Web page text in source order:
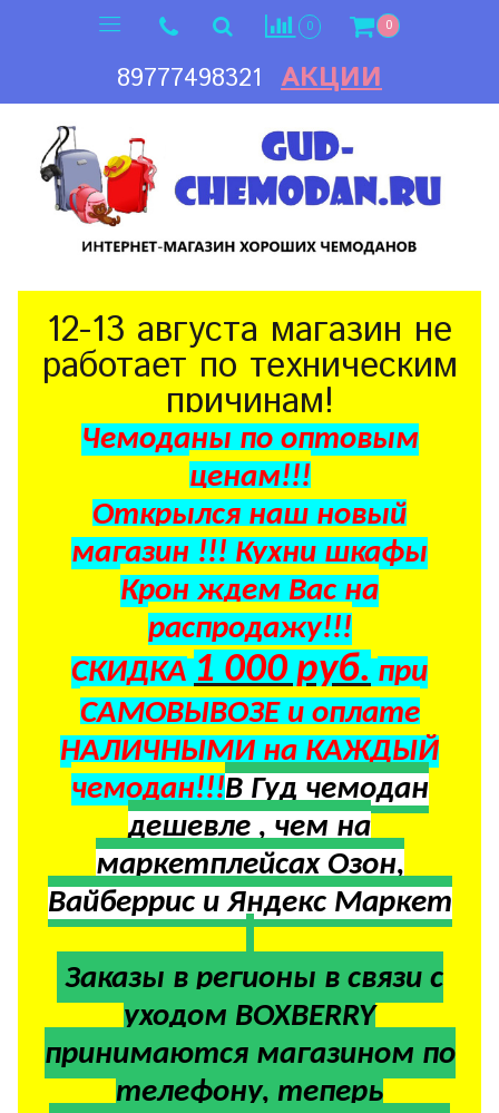
0 0
89777498321 АКЦИИ
12-13 августа магазин не
работает по техническим
причинам!
Чемоданы по оптовым
ценам!!!
Открылся наш новый
магазин !!! Кухни шкафы
Крон ждем Вас на
распродажу!!!
СКИДКА 1 000 руб. при
САМОВЫВОЗЕ и оплате
НАЛИЧНЫМИ на КАЖДЫЙ
чемодан!!!В Гуд чемодан
дешевле , чем на
маркетплейсах Озон,
Вайберрис и Яндекс Маркет
Заказы в регионы всвязи с
уходом BOXBERRY
принимаются магазином по
телефону, теперь